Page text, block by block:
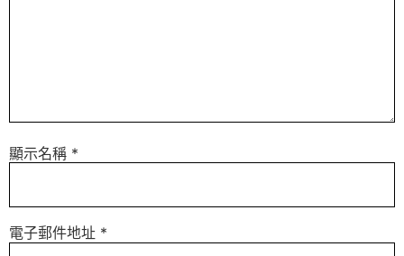
顯示名稱 *
電子郵件地址 *